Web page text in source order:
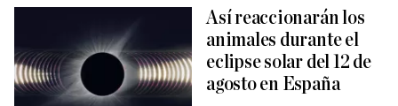
Así reaccionarán los
animales durante el
eclipse solar del 12 de
agosto en España